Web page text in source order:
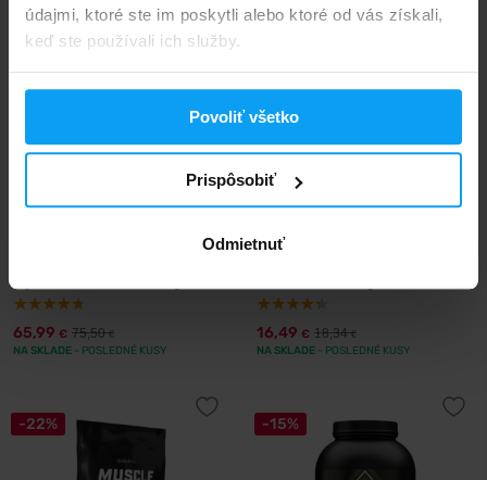
údajmi, ktoré ste im poskytli alebo ktoré od vás získali,
keď ste používali ich služby.
Povoliť všetko
Prispôsobiť
Odmietnuť
65,99 € 75,50€
NA SKLADE - POSLEDNÉ KUSY
16,49 € 18,34€
NA SKLADE - POSLEDNÉ KUSY
-22% -15%